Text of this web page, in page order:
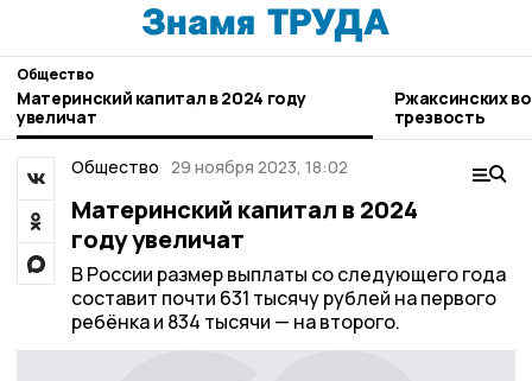
Общество
Материнский капитал в 2024 году
увеличат
Ржаксинских
трезвость
Общество 29 ноября 2023, 18:02
Материнский капитал в 2024
году увеличат
В России размер выплаты со следующего года
составит почти 631 тысячу рублей на первого
ребёнка и 834 тысячи — на второго.